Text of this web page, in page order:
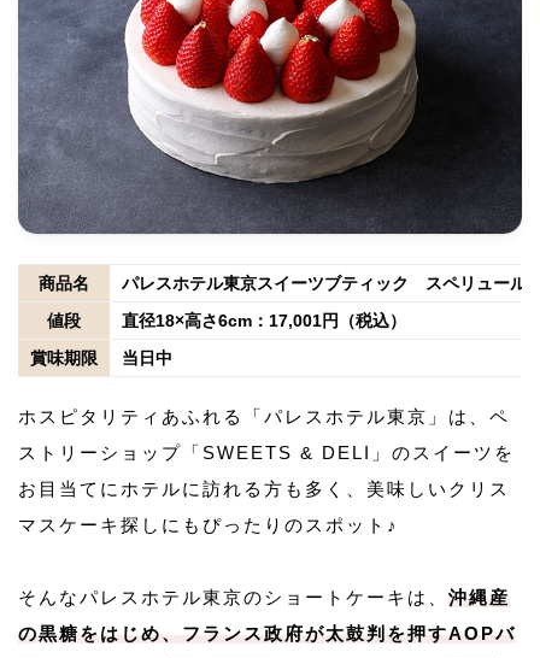
商品名
パレスホテル東京スイーツブティック スペリュール
値段
直径18×高さ6cm：17,001円（税込）
賞味期限
当日中
ホスピタリティあふれる「パレスホテル東京」は、ペ
ストリーショップ「SWEETS & DELI」のスイーツを
お目当てにホテルに訪れる方も多く、美味しいクリス
マスケーキ探しにもぴったりのスポット♪
そんなパレスホテル東京のショートケーキは、 沖縄産
の黒糖をはじめ、フランス政府が太鼓判を押すAOPバ